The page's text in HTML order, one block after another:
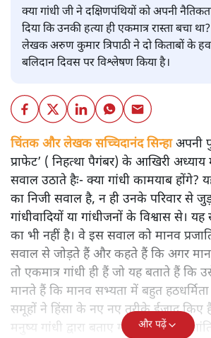
क्या गांधी जी ने दक्षिणपंथियों को अपनी
दिया कि उनकी हत्या ही एकमात्र रास्ता बचा था?
लेखक अरुण कुमार त्रिपाठी ने दो किताबों के
बलिदान दिवस पर विश्लेषण किया है।
चिंतक और लेखक सच्चिदानंद सिन्हाअपनी
प्राफेट’ ( निहत्था पैगंबर) के आखिरी अध्याय
सवाल उठाते हैः- क्या गांधी कामयाब होंगे?
का निजी सवाल है, न ही उनके परिवार से
गांधीवादियों या गांधीजनों के विश्वास से।
का भी नहीं है। वे इस सवाल को मानव
सवाल से जोड़ते हैं और कहते हैं कि अगर
तो एकमात्र गांधी ही हैं जो यह बताते हैं कि
मानते हैं कि मानव सभ्यता में बहुत
समूहों ने हिंसा के नए नए तरीके ईजाद किए
मनुष्य गांधी द्वारा बताए गए अहिंसा और
और पढ़ें